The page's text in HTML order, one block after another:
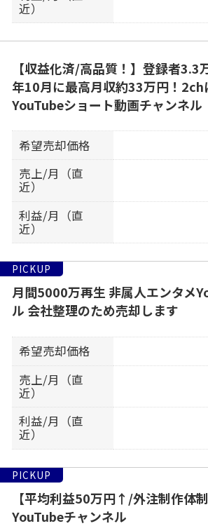
近）
【収益化済/高品質！】登録者3.3
年10月に最高月収約33万円！2ch
YouTubeショート動画チャンネル
希望売却価格
売上/月（直
近）
利益/月（直
近）
PICKUP
月間5000万再生 非属人エンタメ
ル 会社整理のため売却します
希望売却価格
売上/月（直
近）
利益/月（直
近）
PICKUP
【平均利益50万円↑/外注制作体
YouTubeチャンネル